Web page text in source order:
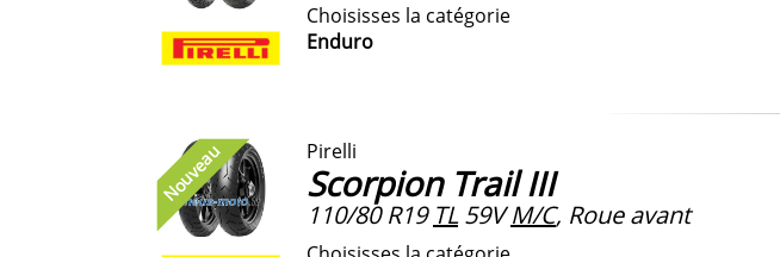
Choisisses la catégorie
Enduro
Nouveau Pirelli
Scorpion Trail III
110/80 R19 TL59V M/C, Roue avant